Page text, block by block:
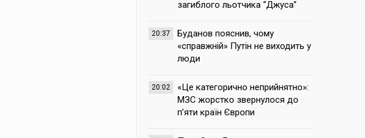
загиблого льотчика “Джуса”
20:37
Буданов пояснив, чому
«справжній» Путін не виходить у
люди
20:02
«Це категорично неприйнятно»:
МЗС жорстко звернулося до
п’яти країн Європи